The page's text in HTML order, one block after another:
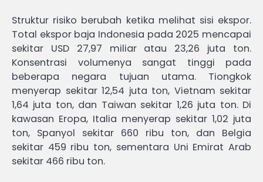
Struktur risiko berubah ketika melihat sisi ekspor.
Total ekspor baja Indonesia pada 2025 mencapai
sekitar USD 27,97 miliar atau 23,26 juta ton.
Konsentrasi volumenya sangat tinggi pada
beberapa negara tujuan utama. Tiongkok
menyerap sekitar 12,54 juta ton, Vietnam sekitar
1,64 juta ton, dan Taiwan sekitar 1,26 juta ton. Di
kawasan Eropa, Italia menyerap sekitar 1,02 juta
ton, Spanyol sekitar 660 ribu ton, dan Belgia
sekitar 459 ribu ton, sementara Uni Emirat Arab
sekitar 466 ribu ton.